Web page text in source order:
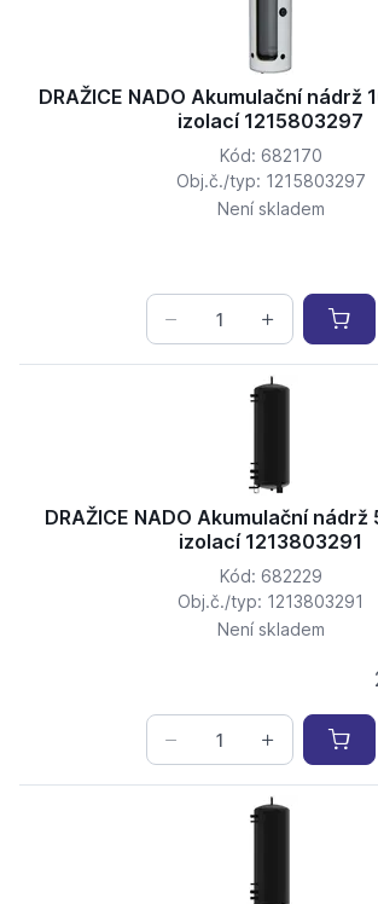
DRAŽICE NADO Akumulační nádrž
izolací 1215803297
Kód: 682170
Obj.č./typ: 1215803297
Není skladem
DRAŽICE NADO Akumulační
izolací 1213803291
Kód: 682229
Obj.č./typ: 1213803291
Není skladem